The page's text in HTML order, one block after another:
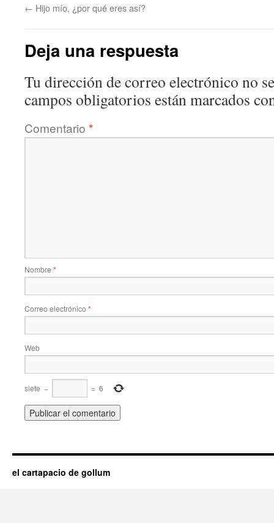
← Hijo mío, ¿por qué eres así?
Deja una respuesta
Tu dirección de correo electrónico no
campos obligatorios están marcados
Comentario *
Nombre *
Correo electrónico *
Web
siete − = 6
el cartapacio de gollum